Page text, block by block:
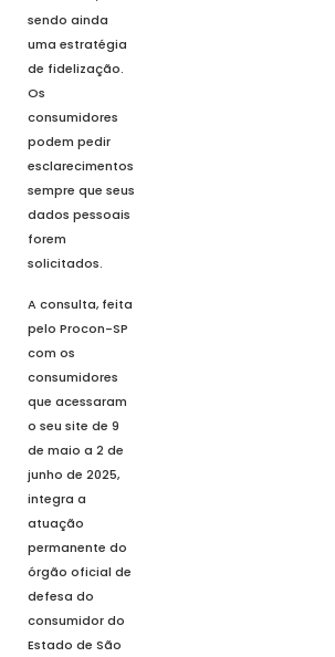
sendo ainda
uma estratégia
de fidelização.
Os
consumidores
podem pedir
esclarecimentos
sempre que seus
dados pessoais
forem
solicitados.
A consulta, feita
pelo Procon-SP
com os
consumidores
que acessaram
o seu site de 9
de maio a 2 de
junho de 2025,
integra a
atuação
permanente do
órgão oficial de
defesa do
consumidor do
Estado de São